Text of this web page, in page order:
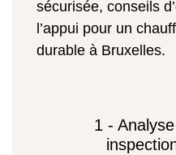
sécurisée, conseils
l’appui pour un
durable à Bruxelles.
1 -